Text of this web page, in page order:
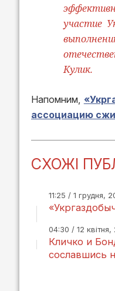
участие
Кулик.
Напомним,
ассоциацию
СХОЖІ
11:25 / 1 грудня,
04:30 / 12 квітня,
Кличко и
сославшись